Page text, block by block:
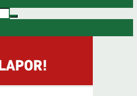
(ADMINDUK) YANG
RESPONSIF BAGI SELURUH